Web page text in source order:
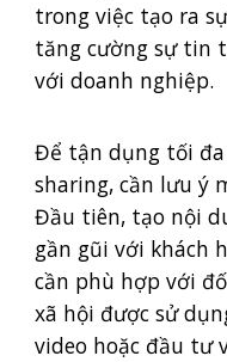
trong việc tạo ra
tăng cường sự tin
với doanh nghiệp.
Để tận dụng tối
sharing, cần lưu ý
Đầu tiên, tạo nội
gần gũi với khách
cần phù hợp với
xã hội được sử
video hoặc đầu tư